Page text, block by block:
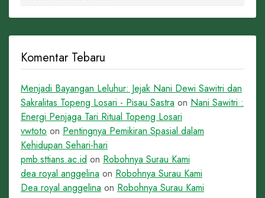
Komentar Tebaru
Menjadi Bayangan Leluhur: Jejak Nani Dewi Sawitri dan
Sakralitas Topeng Losari - Pisau Sastra on Nani Sawitri :
Energi Penjaga Tari Ritual Topeng Losari
vwtoto on Pentingnya Pemikiran Spasial dalam
Kehidupan Sehari-hari
pmb.sttians.ac.id on Robohnya Surau Kami
dea royal anggelina on Robohnya Surau Kami
Dea royal anggelina on Robohnya Surau Kami